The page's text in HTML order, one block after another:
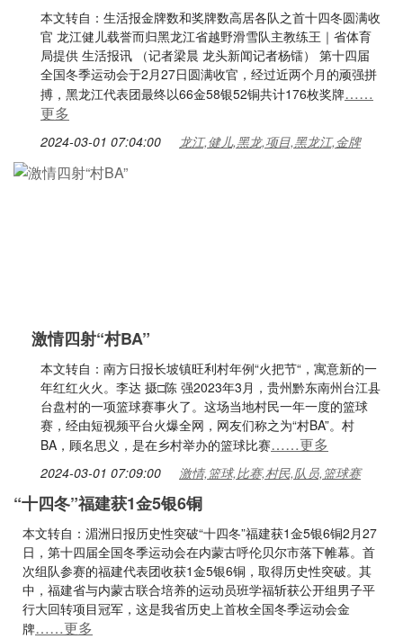
本文转自：生活报金牌数和奖牌数高居各队之首十四冬圆满收
官 龙江健儿载誉而归黑龙江省越野滑雪队主教练王｜省体育
局提供 生活报讯 （记者梁晨 龙头新闻记者杨镭） 第十四届
全国冬季运动会于2月27日圆满收官，经过近两个月的顽强拼
搏，黑龙江代表团最终以66金58银52铜共计176枚奖牌……
更多
2024-03-01 07:04:00 龙江,健儿,黑龙,项目,黑龙江,金牌
激情四射“村BA”
本文转自：南方日报长坡镇旺利村年例“火把节“，寓意新的一
年红红火火。李达 摄□陈 强2023年3月，贵州黔东南州台江县
台盘村的一项篮球赛事火了。这场当地村民一年一度的篮球
赛，经由短视频平台火爆全网，网友们称之为“村BA”。村
BA，顾名思义，是在乡村举办的篮球比赛……更多
2024-03-01 07:09:00 激情,篮球,比赛,村民,队员,篮球赛
“十四冬”福建获1金5银6铜
本文转自：湄洲日报历史性突破“十四冬”福建获1金5银6铜2月27
日，第十四届全国冬季运动会在内蒙古呼伦贝尔市落下帷幕。首
次组队参赛的福建代表团收获1金5银6铜，取得历史性突破。其
中，福建省与内蒙古联合培养的运动员班学福斩获公开组男子平
行大回转项目冠军，这是我省历史上首枚全国冬季运动会金
牌……更多